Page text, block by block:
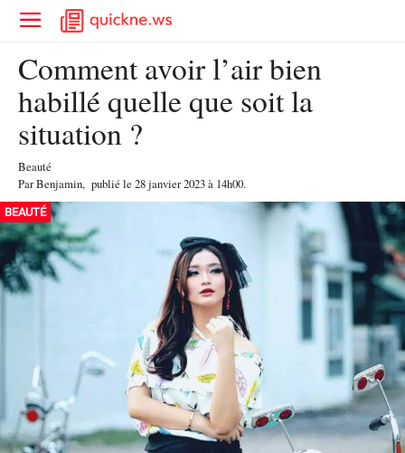
Comment avoir l’air bien
habillé quelle que soit la
situation ?
Beauté
ParBenjamin, publié le 28 janvier 2023à 14h00.
BEAUTÉ